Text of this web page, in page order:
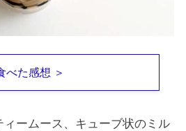
べた感想 ＞
ームース、キューブ状のミル